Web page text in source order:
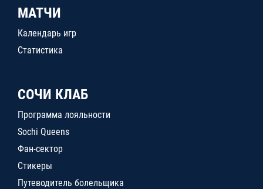
МАТЧИ
Календарь игр
Статистика
СОЧИ КЛАБ
Программа лояльности
Sochi Queens
Фан-сектор
Стикеры
Путеводитель болельщика